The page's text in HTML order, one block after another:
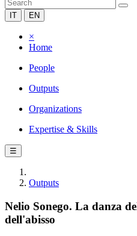
IT EN
×
Home
People
Outputs
Organizations
Expertise & Skills
☰
Outputs
Nelio Sonego. La danza
dell'abisso